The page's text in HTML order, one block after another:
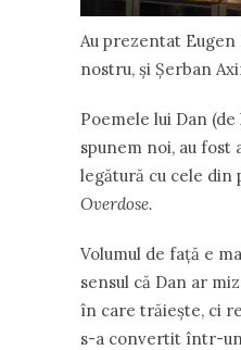
Au prezentat
nostru, şi Şerban
Poemele lui Dan
spunem noi, au fost
legătură cu cele din
Overdose.
Volumul de faţă e
sensul că Dan ar
în care trăieşte, ci
s-a convertit într-